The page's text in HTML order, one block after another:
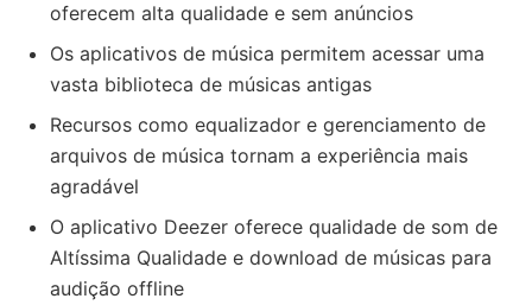
oferecem alta qualidade e sem anúncios
Os aplicativos de música permitem acessar uma
vasta biblioteca de músicas antigas
Recursos como equalizador e gerenciamento de
arquivos de música tornam a experiência mais
agradável
O aplicativo Deezer oferece qualidade de som de
Altíssima Qualidade e download de músicas para
audição offline